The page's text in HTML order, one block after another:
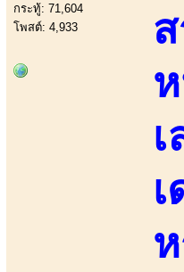
กระทู้: 71,604
โพสต์: 4,933